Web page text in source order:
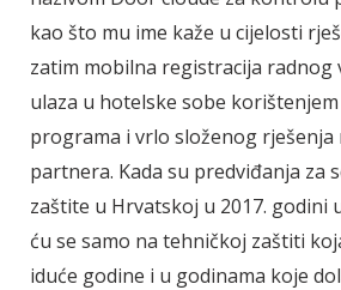
kao što mu ime kaže u cijelosti
zatim mobilna registracija radnog
ulaza u hotelske sobe
programa i vrlo složenog
partnera. Kada su predviđanja za
zaštite u Hrvatskoj u 2017. godini
ću se samo na tehničkoj zaštiti
iduće godine i u godinama koje